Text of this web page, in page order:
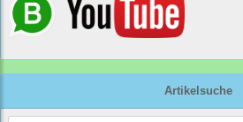
Artikelsuche